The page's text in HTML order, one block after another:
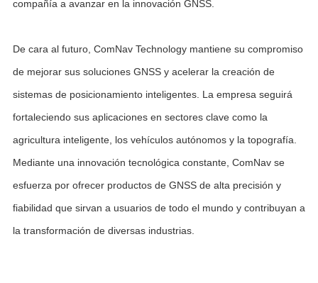
compañía a avanzar en la innovación GNSS.
De cara al futuro, ComNav Technology mantiene su compromiso
de mejorar sus soluciones GNSS y acelerar la creación de
sistemas de posicionamiento inteligentes. La empresa seguirá
fortaleciendo sus aplicaciones en sectores clave como la
agricultura inteligente, los vehículos autónomos y la topografía.
Mediante una innovación tecnológica constante, ComNav se
esfuerza por ofrecer productos de GNSS de alta precisión y
fiabilidad que sirvan a usuarios de todo el mundo y contribuyan a
la transformación de diversas industrias.